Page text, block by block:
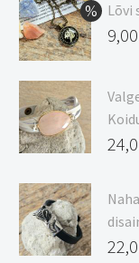
Lõvi
9,00